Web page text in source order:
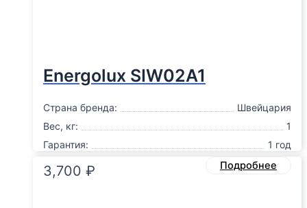
Energolux SIW02A1
Страна бренда:
Швейцария
Вес, кг:
1
Гарантия:
1 год
3,700 ₽ Подробнее